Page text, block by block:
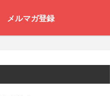
メルマガ登録